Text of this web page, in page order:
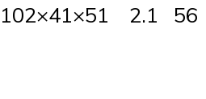
102×41×51 2.1 56